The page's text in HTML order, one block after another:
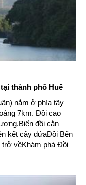
thành phố Huế
nằm ở phía tây
7km. Đồi cao
đồi cằn
kết cây dứaĐồi Bến
trở vềKhám phá Đồi